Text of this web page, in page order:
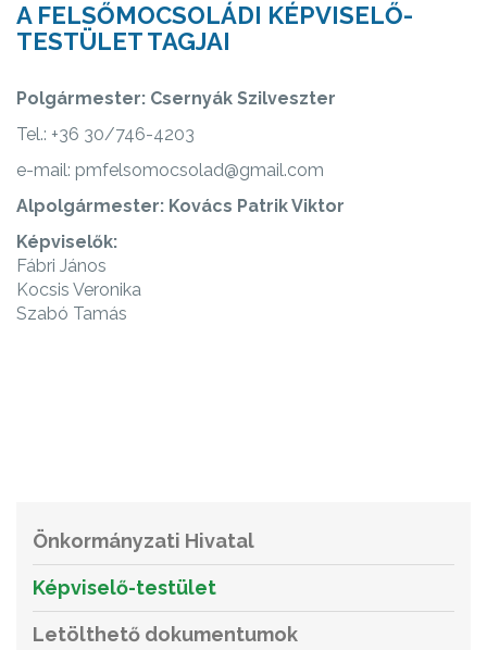
A FELSŐMOCSOLÁDI KÉPVISELŐ-
TESTÜLET TAGJAI
Polgármester: Csernyák Szilveszter
Tel.: +36 30/746-4203
e-mail: pmfelsomocsolad@gmail.com
Alpolgármester: Kovács Patrik Viktor
Képviselők:
Fábri János
Kocsis Veronika
Szabó Tamás
Önkormányzati Hivatal
Képviselő-testület
Letölthető dokumentumok